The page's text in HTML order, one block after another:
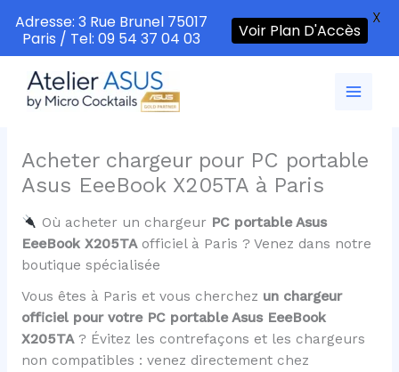
contenu
Acheter chargeur pour PC portable
Asus EeeBook X205TA à Paris
Où acheter un chargeur PC portable Asus
EeeBook X205TAofficiel à Paris ? Venez dans notre
boutique spécialisée
Vous êtes à Paris et vous cherchez un chargeur
officiel pour votre PC portable Asus EeeBook
X205TA? Évitez les contrefaçons et les chargeurs
non compatibles : venez directement chez
Adresse: 3 Rue Brunel 75017
Paris / Tel: 09 54 37 04 03
Voir Plan D'Accès
X